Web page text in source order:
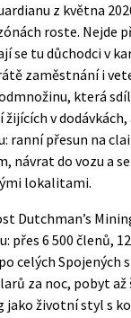
z května
roste. Nejde
se tu důchodci v
zaměstnání i
která
v dodávkách,
ranní přesun na
návrat do vozu a
lokalitami.
Dutchman’s
přes 6 500 členů,
celých Spojených
za noc, pobyt až
jako životní styl s